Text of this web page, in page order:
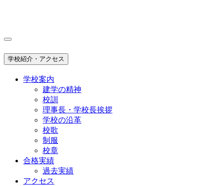
学校紹介・アクセス
学校案内
建学の精神
校訓
理事長・学校長挨拶
学校の沿革
校歌
制服
校章
合格実績
過去実績
アクセス